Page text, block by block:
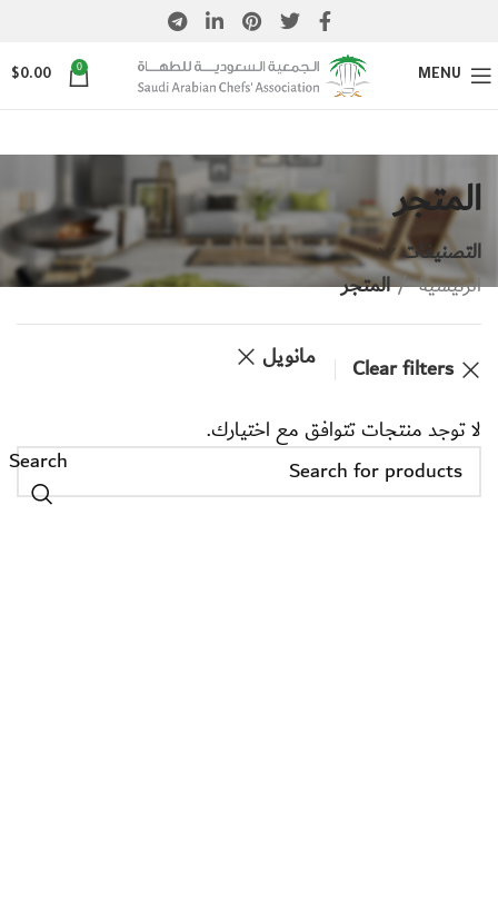
MENU
0
$0.00
المتجر
التصنيفات
الرئيسية
المتجر
Clear filters مانويل
لا توجد منتجات تتوافق مع اختيارك.
Search